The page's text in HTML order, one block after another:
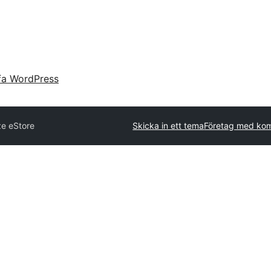
WordPress
eStore Skicka in ett temaFöretag med